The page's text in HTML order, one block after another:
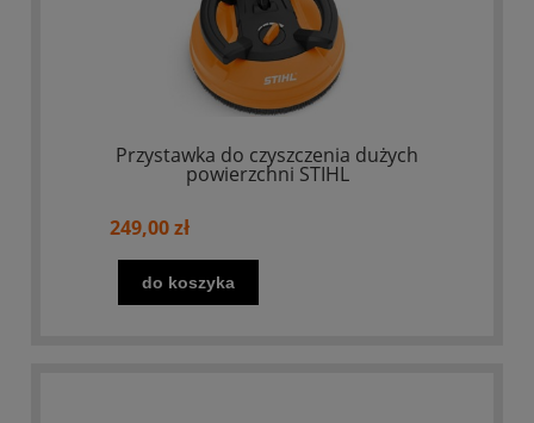
Przystawka do czyszczenia dużych
powierzchni STIHL
249,00 zł
do koszyka